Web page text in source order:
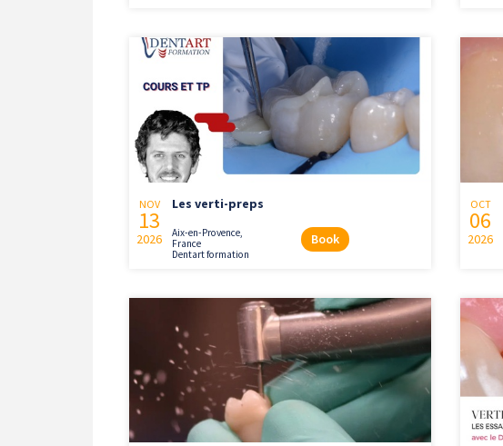
NOV
13
2026
Les verti-preps
Aix-en-Provence,
France
Dentart formation
Book
OCT
06
2026